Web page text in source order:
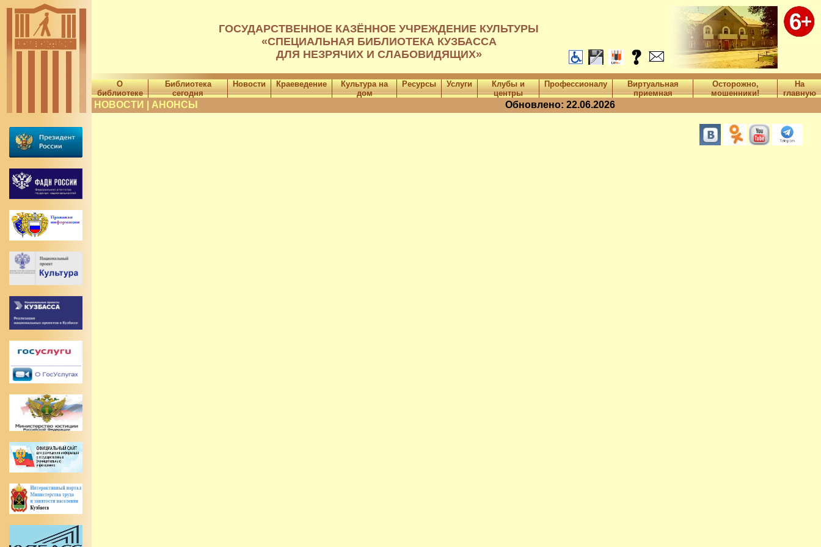
ГОСУДАРСТВЕННОЕ КАЗЁННОЕ УЧРЕЖДЕНИЕ КУЛЬТУРЫ
«СПЕЦИАЛЬНАЯ БИБЛИОТЕКА КУЗБАССА
ДЛЯ НЕЗРЯЧИХ И СЛАБОВИДЯЩИХ»
О
библиотеке
Библиотека
сегодня
Новости Краеведение
Культура на
дом
Ресурсы Услуги
Клубы и
центры
Профессионалу
Виртуальная
приемная
Осторожно,
мошенники!
На
главную
НОВОСТИ | АНОНСЫ Обновлено: 22.06.2026